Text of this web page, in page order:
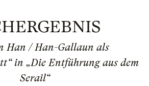
Han / Han-Gallaun als
in „Die Entführung aus dem
Serail“